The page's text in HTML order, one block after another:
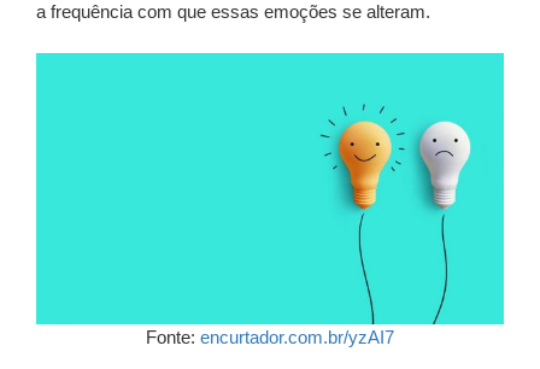
a frequência com que essas emoções se alteram.
Fonte: encurtador.com.br/yzAI7